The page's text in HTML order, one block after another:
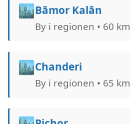
🏙️Bāmor Kalān
By i regionen • 60 km
🏙️Chanderi
By i regionen • 65 km